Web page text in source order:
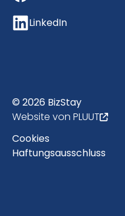
LinkedIn
© 2026 BizStay
Website von PLUUT
Cookies
Haftungsausschluss